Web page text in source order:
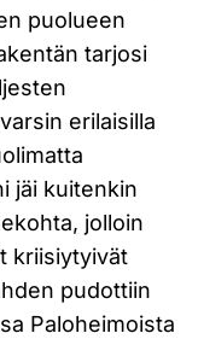
puolueen
tarjosi
erilaisilla
jäi kuitenkin
jolloin
kriisiytyivät
pudottiin
Paloheimoista